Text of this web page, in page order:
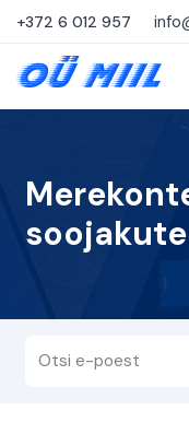
+372 6 012 957